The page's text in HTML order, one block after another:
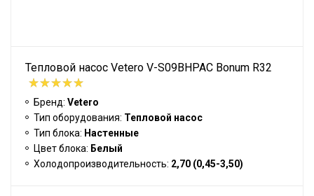
Тепловой насос Vetero V-S09BHPAC Bonum R32
Бренд: Vetero
Тип оборудования: Тепловой насос
Тип блока: Настенные
Цвет блока: Белый
Холодопроизводительность: 2,70 (0,45-3,50)